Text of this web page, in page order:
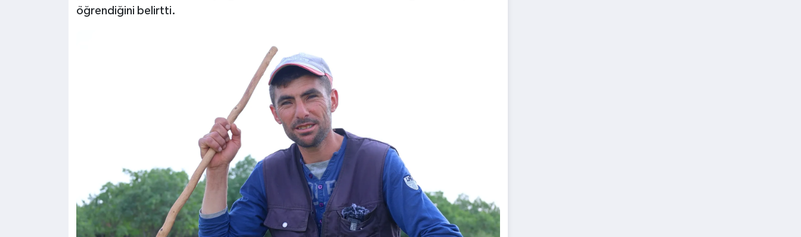
öğrendiğini belirtti.